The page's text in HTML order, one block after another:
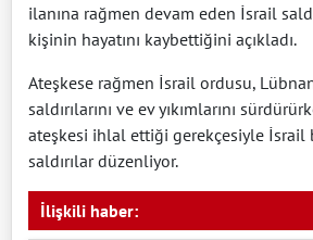
ilanına rağmen devam eden İsrail
kişinin hayatını kaybettiğini açıkladı.
Ateşkese rağmen İsrail ordusu,
saldırılarını ve ev yıkımlarını
ateşkesi ihlal ettiği gerekçesiyle
saldırılar düzenliyor.
İlişkili haber: